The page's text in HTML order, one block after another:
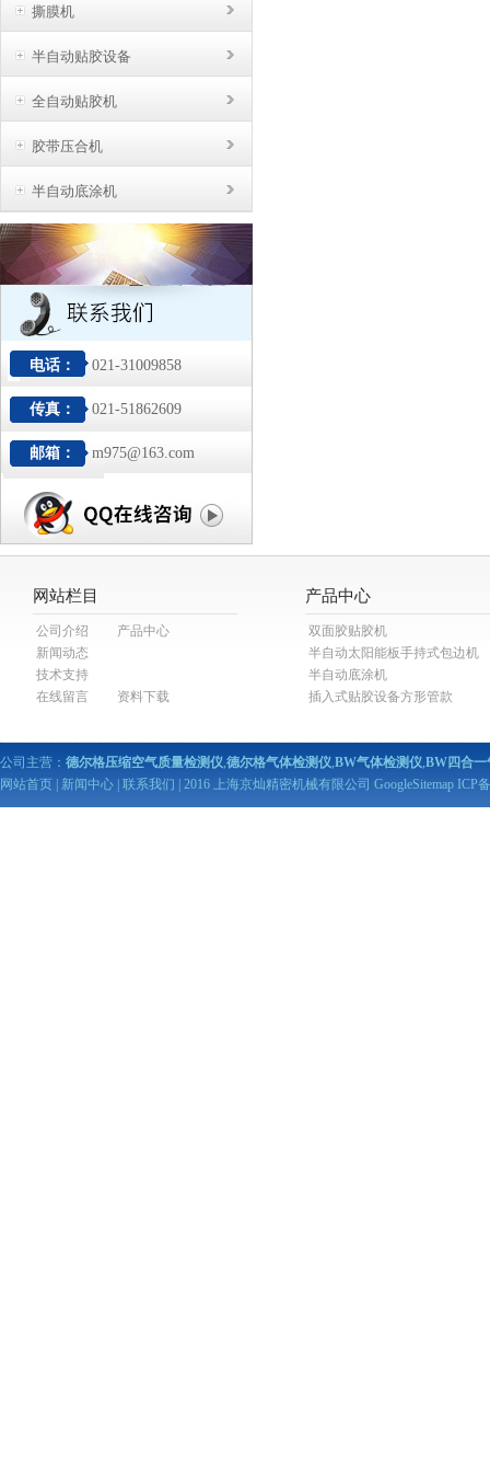
撕膜机
半自动贴胶设备
全自动贴胶机
胶带压合机
半自动底涂机
电话： 021-31009858
传真： 021-51862609
邮箱： m975@163.com
网站栏目
公司介绍
产品中心
新闻动态
技术支持
在线留言
资料下载
产品中心
双面胶贴胶机
半自动太阳能板手持式包边机
半自动底涂机
插入式贴胶设备方形管款
公司主营： 德尔格压缩空气质量检测仪,德尔格气体检测仪,BW气体检测仪,BW四合一
网站首页
新闻中心 联系我们 | 2016 上海京灿精密机械有限公司 GoogleSitemap ICP